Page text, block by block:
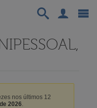
nos últimos 12
2026.